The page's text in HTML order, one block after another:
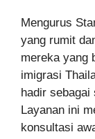
Mengurus
yang rumit
mereka yang
imigrasi
hadir
Layanan ini
konsultasi